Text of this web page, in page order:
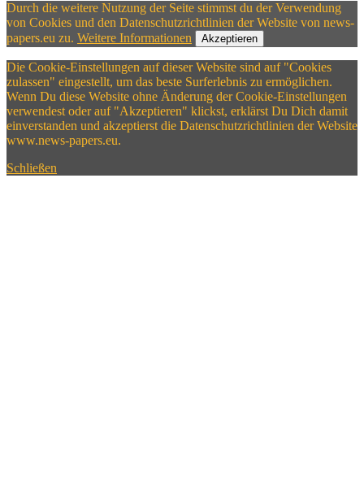
Durch die weitere Nutzung der Seite stimmst du der Verwendung
von Cookies und den Datenschutzrichtlinien der Website von news-
papers.eu zu. Weitere Informationen Akzeptieren
Die Cookie-Einstellungen auf dieser Website sind auf "Cookies
zulassen" eingestellt, um das beste Surferlebnis zu ermöglichen.
Wenn Du diese Website ohne Änderung der Cookie-Einstellungen
verwendest oder auf "Akzeptieren" klickst, erklärst Du Dich damit
einverstanden und akzeptierst die Datenschutzrichtlinien der Website
www.news-papers.eu.
Schließen